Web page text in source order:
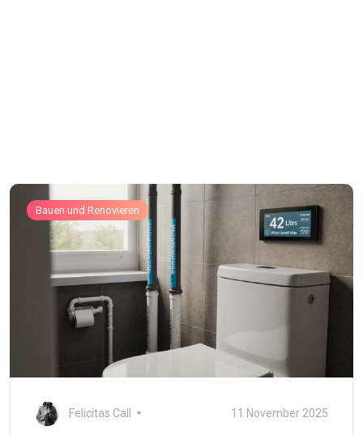
Bauen und Renovieren
Felicitas Call 11 November 2025